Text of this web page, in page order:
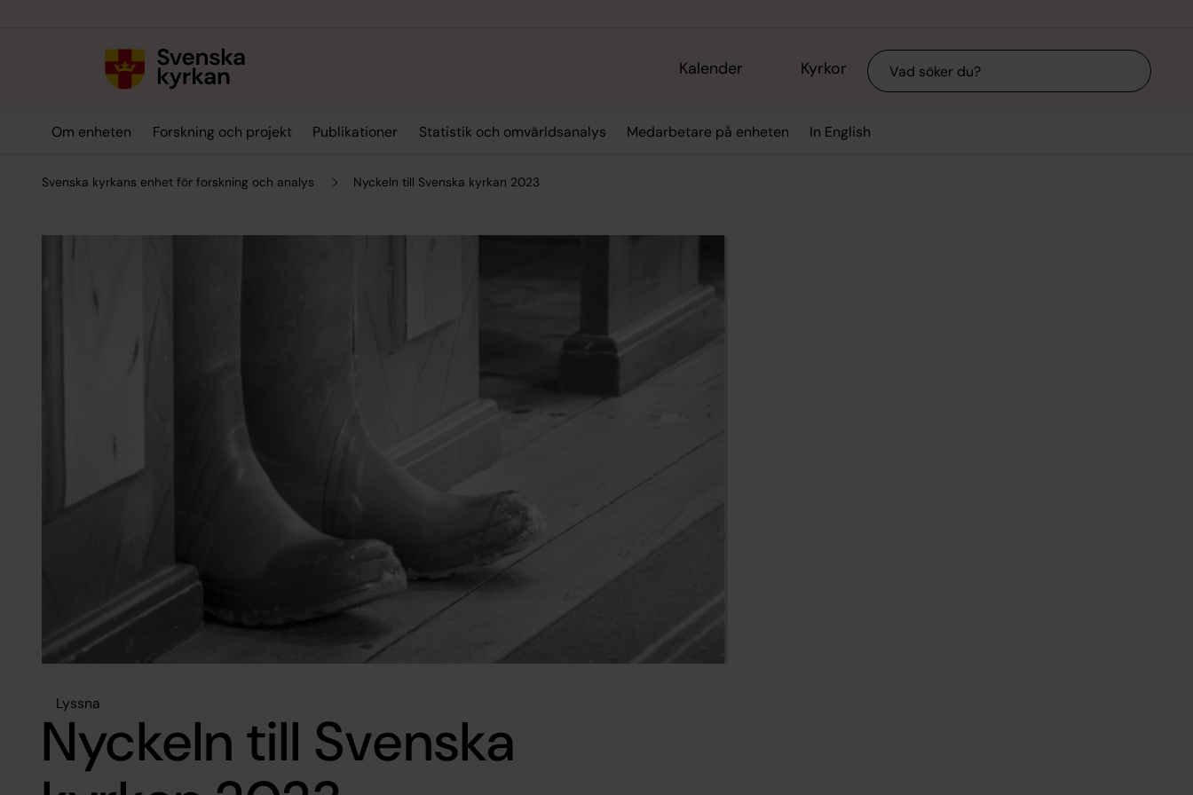
Kalender Kyrkor Sök
Om enheten Forskning och projekt Publikationer Statistik och omvärldsanalys Medarbetare på enheten In English
Svenska kyrkans enhet för forskning och analys Nyckeln till Svenska kyrkan 2023
Lyssna
Nyckeln till Svenska